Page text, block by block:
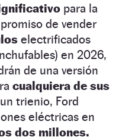
para la
de vender
electrificados
en 2026,
de una versión
cualquiera de sus
trienio, Ford
eléctricas en
dos millones.